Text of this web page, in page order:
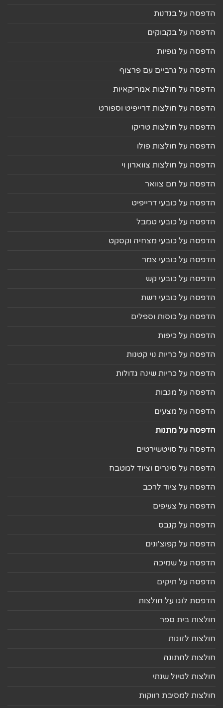
הדפסה על בנדנות
הדפסה על בקבוקים
הדפסה על גופיות
הדפסה על גרביים עם פרצוף
הדפסה על חולצות אמריקאיות
הדפסה על חולצות דרייפיט וספורט
הדפסה על חולצות טריקו
הדפסה על חולצות פולו
הדפסה על חולצות צווארון וי
הדפסה על חם צוואר
הדפסה על כובעי דרייפיט
הדפסה על כובעי טמבל
הדפסה על כובעי מצחיה וקסקט
הדפסה על כובעי צמר
הדפסה על כובעי קש
הדפסה על כובעי רשת
הדפסה על כוסות וספלים
הדפסה על כיפות
הדפסה על כריות נוי קטנות
הדפסה על כריות שינה גדולות
הדפסה על מגבות
הדפסה על מצעים
הדפסה על מתנות
הדפסה על סויטשירטים
הדפסה על סינרים וציוד למטבח
הדפסה על ציוד לרכב
הדפסה על צעיפים
הדפסה על קנבס
הדפסה על קפוצ'ונים
הדפסה על שמיכה
הדפסה על תיקים
הדפסת לוגו על חולצות
חולצות בית ספר
חולצות לזוגות
חולצות לחתונה
חולצות לטיול שנתי
חולצות למסיבת רווקות